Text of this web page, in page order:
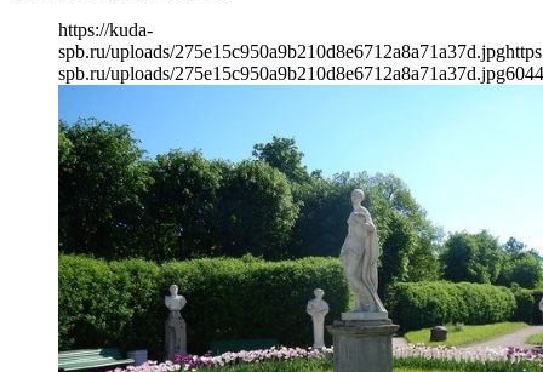
https://kuda-
spb.ru/uploads/275e15c950a9b210d8e6712a8a71a37d.jpg
spb.ru/uploads/275e15c950a9b210d8e6712a8a71a37d.jpg604